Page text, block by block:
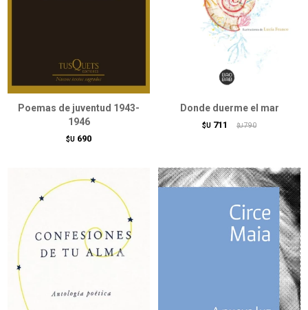
Poemas de juventud 1943-
1946
$U 690
Donde duerme el mar
$U 711 $U 790